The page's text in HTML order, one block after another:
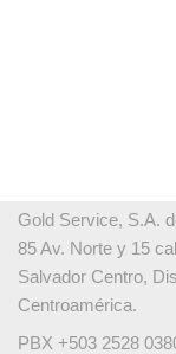
Gold Service, S.A.
85 Av. Norte y 15
Salvador Centro,
Centroamérica.
PBX +503 2528